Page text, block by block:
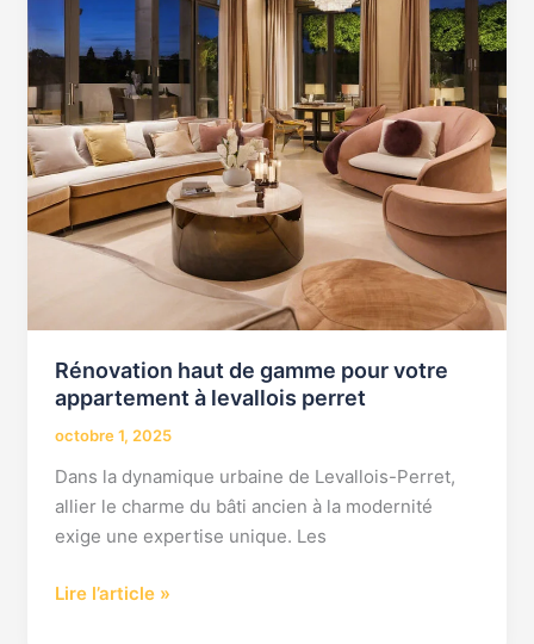
Rénovation haut de gamme pour votre
appartement à levallois perret
octobre 1, 2025
Dans la dynamique urbaine de Levallois-Perret,
allier le charme du bâti ancien à la modernité
exige une expertise unique. Les
appartement
à
perret
Lire l’article »